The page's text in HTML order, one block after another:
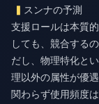
スンナの予測
支援ロールは本質
しても、競合する
だし、物理特化と
理以外の属性が優
関わらず使用頻度は